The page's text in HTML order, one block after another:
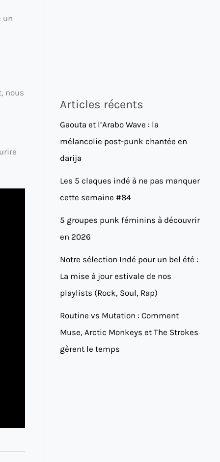
un
nous
Articles récents
Gaouta et l’Arabo Wave : la
mélancolie post-punk chantée en
darija
Les 5 claques indé à ne pas manquer
cette semaine #84
5 groupes punk féminins à découvrir
en 2026
Notre sélection Indé pour un bel été :
La mise à jour estivale de nos
playlists (Rock, Soul, Rap)
Routine vs Mutation : Comment
Muse, Arctic Monkeys et The Strokes
gèrent le temps